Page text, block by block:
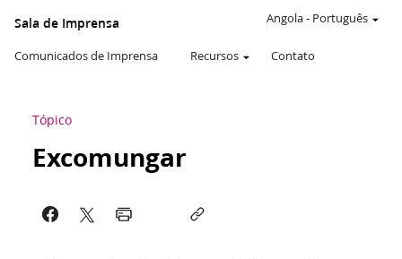
Sala de Imprensa
Comunicados de Imprensa Recursos Contato
Angola- Português
Tópico
Excomungar